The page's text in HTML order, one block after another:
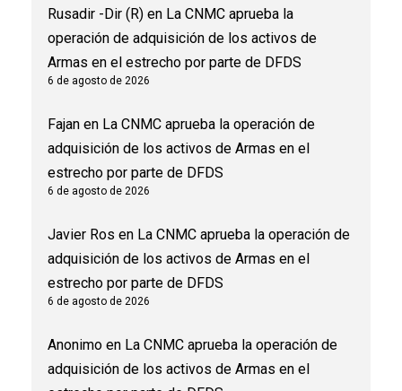
Rusadir -Dir (R) en La CNMC aprueba la
operación de adquisición de los activos de
Armas en el estrecho por parte de DFDS
6 de agosto de 2026
Fajan en La CNMC aprueba la operación de
adquisición de los activos de Armas en el
estrecho por parte de DFDS
6 de agosto de 2026
Javier Ros en La CNMC aprueba la operación de
adquisición de los activos de Armas en el
estrecho por parte de DFDS
6 de agosto de 2026
Anonimo en La CNMC aprueba la operación de
adquisición de los activos de Armas en el